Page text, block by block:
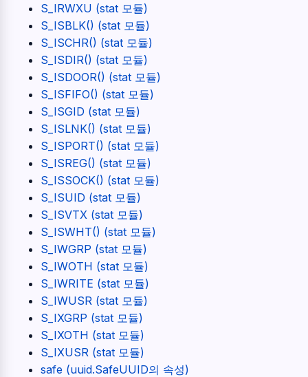
S_IRWXU (stat 모듈)
S_ISBLK() (stat 모듈)
S_ISCHR() (stat 모듈)
S_ISDIR() (stat 모듈)
S_ISDOOR() (stat 모듈)
S_ISFIFO() (stat 모듈)
S_ISGID (stat 모듈)
S_ISLNK() (stat 모듈)
S_ISPORT() (stat 모듈)
S_ISREG() (stat 모듈)
S_ISSOCK() (stat 모듈)
S_ISUID (stat 모듈)
S_ISVTX (stat 모듈)
S_ISWHT() (stat 모듈)
S_IWGRP (stat 모듈)
S_IWOTH (stat 모듈)
S_IWRITE (stat 모듈)
S_IWUSR (stat 모듈)
S_IXGRP (stat 모듈)
S_IXOTH (stat 모듈)
S_IXUSR (stat 모듈)
safe (uuid.SafeUUID의 속성)